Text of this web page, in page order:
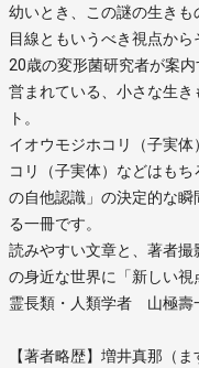
幼いとき、この謎の生き
目線ともいうべき視点から
20歳の変形菌研究者が案
営まれている、小さな生
ト。
イオウモジホコリ（子実
コリ（子実体）などはも
の自他認識」の決定的な
る一冊です。
読みやすい文章と、著者
の身近な世界に「新しい視
霊長類・人類学者 山極壽
【著者略歴】増井真那（ま